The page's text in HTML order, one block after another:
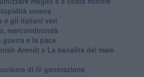
umana
e gli italiani veri
marcondirondà
e la pace
Arendt e La banalità del male
di IV generazione